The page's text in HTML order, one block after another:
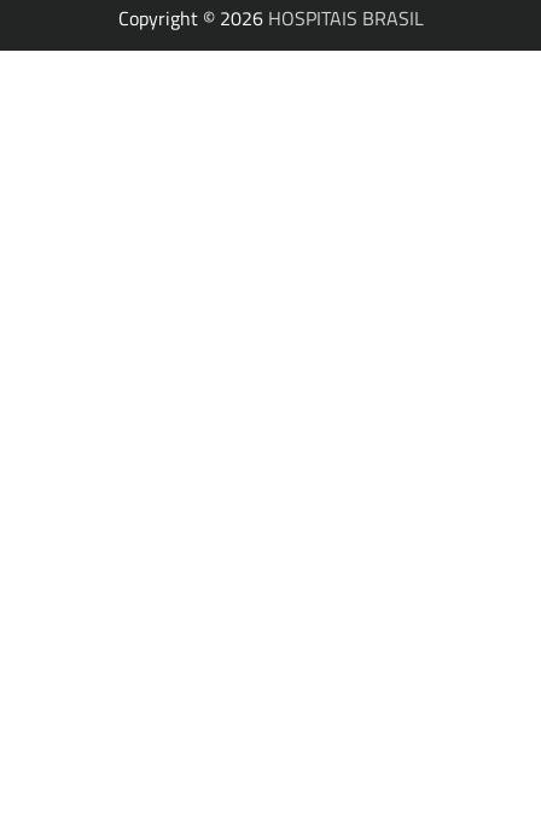
Copyright © 2026 HOSPITAIS BRASIL